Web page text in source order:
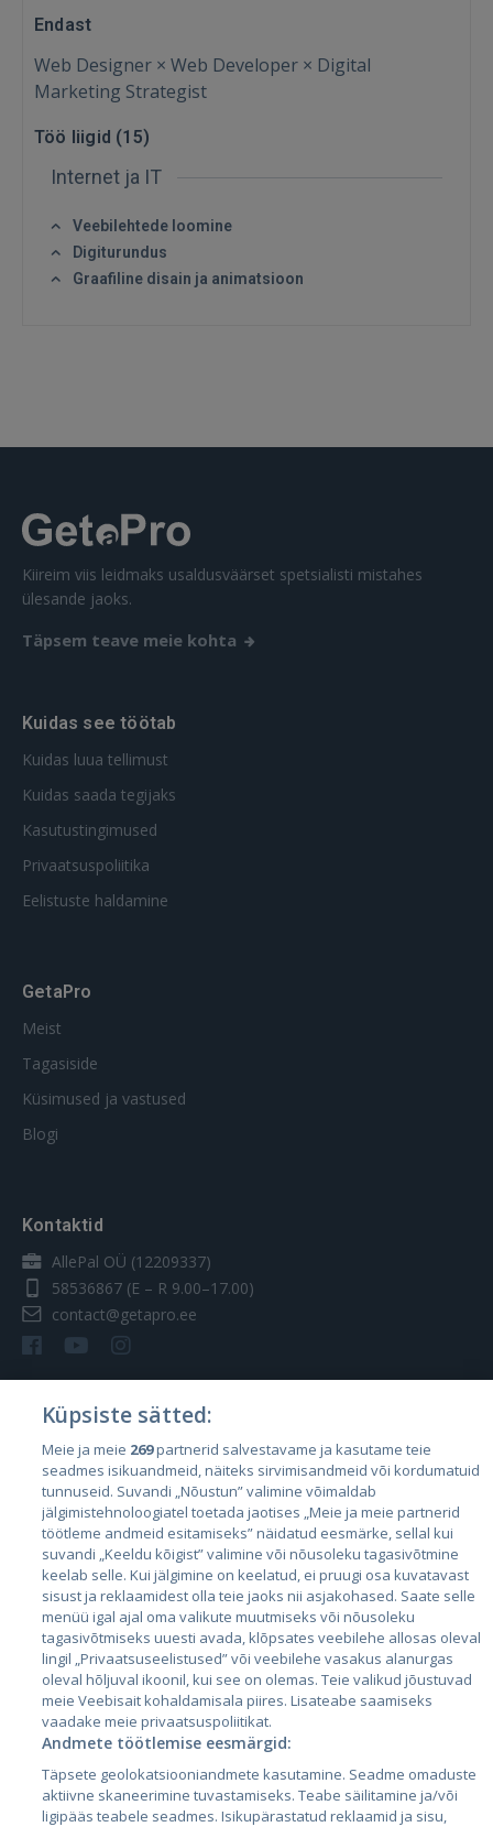
Sisene
Endast
Web Designer × Web Developer × Digital
Marketing Strategist
Töö liigid (15)
Internet ja IT
Veebilehtede loomine
Digiturundus
Graafiline disain ja animatsioon
Kiireim viis leidmaks usaldusväärset spetsialisti mistahes
ülesande jaoks.
Täpsem teave meie kohta
Kuidas see töötab
Kuidas luua tellimust
Kuidas saada tegijaks
Kasutustingimused
Privaatsuspoliitika
Eelistuste haldamine
GetaPro
Meist
Tagasiside
Küsimused ja vastused
Blogi
Kontaktid
AllePal OÜ (12209337)
58536867 (E – R 9.00–17.00)
contact@getapro.ee
Riigid
Eesti
Läti
Leedu
City24.lv
City24.ee
GetaPro.lv
CVbankas.lt
Kainos.lt
Paslaugos.lt
Küpsiste sätted:
Meie ja meie 269partnerid salvestavame ja kasutame teie
seadmes isikuandmeid, näiteks sirvimisandmeid või kordumatuid
tunnuseid. Suvandi „Nõustun” valimine võimaldab
jälgimistehnoloogiatel toetada jaotises „Meie ja meie partnerid
töötleme andmeid esitamiseks” näidatud eesmärke, sellal kui
suvandi „Keeldu kõigist” valimine või nõusoleku tagasivõtmine
keelab selle. Kui jälgimine on keelatud, ei pruugi osa kuvatavast
sisust ja reklaamidest olla teie jaoks nii asjakohased. Saate selle
menüü igal ajal oma valikute muutmiseks või nõusoleku
tagasivõtmiseks uuesti avada, klõpsates veebilehe allosas oleval
lingil „Privaatsuseelistused” või veebilehe vasakus alanurgas
oleval hõljuval ikoonil, kui see on olemas. Teie valikud jõustuvad
meie Veebisait kohaldamisala piires. Lisateabe saamiseks
vaadake meie privaatsuspoliitikat.
Andmete töötlemise eesmärgid:
Täpsete geolokatsiooniandmete kasutamine. Seadme omaduste
aktiivne skaneerimine tuvastamiseks. Teabe säilitamine ja/või
ligipääs teabele seadmes. Isikupärastatud reklaamid ja sisu,